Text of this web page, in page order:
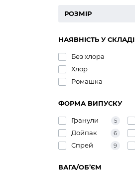
РОЗМІР
НАЯВНІСТЬ У СКЛАДІ
Без хлора
Хлор
Ромашка
ФОРМА ВИПУСКУ
Гранули 5
Дойпак 6
Спрей 9
ВАГА/ОБ’ЄМ